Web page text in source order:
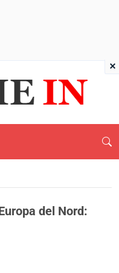
del Nord:
×